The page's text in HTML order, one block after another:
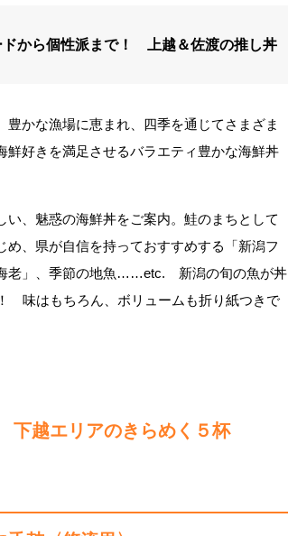
から個性派まで！ 上越＆佐渡の推し丼
かな漁場に恵まれ、四季を通じてさまざま
好きを満足させるバラエティ豊かな海鮮丼
、魅惑の海鮮丼をご案内。鮭のまちとして
、県が自信を持っておすすめする「新潟フ
老」、季節の地魚……etc. 新潟の旬の魚が丼
味はもちろん、ボリュームも折り紙つきで
越エリアのきらめく５杯